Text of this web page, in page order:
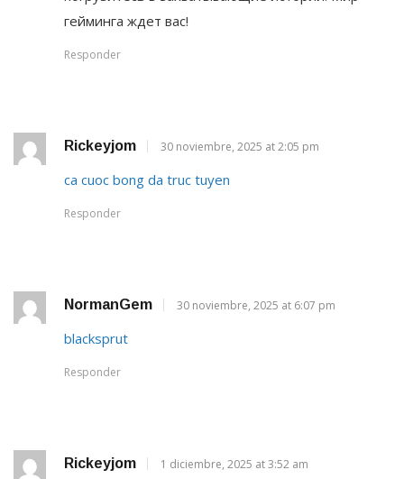
гейминга ждет вас!
Responder
Rickeyjom 30 noviembre, 2025 at 2:05 pm
ca cuoc bong da truc tuyen
Responder
NormanGem 30 noviembre, 2025 at 6:07 pm
blacksprut
Responder
Rickeyjom 1 diciembre, 2025 at 3:52 am